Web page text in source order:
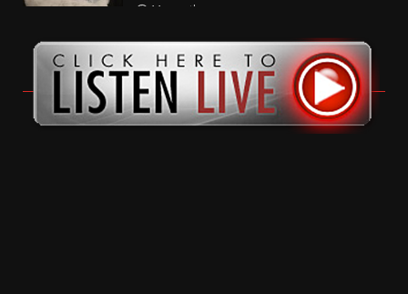
11 months ago